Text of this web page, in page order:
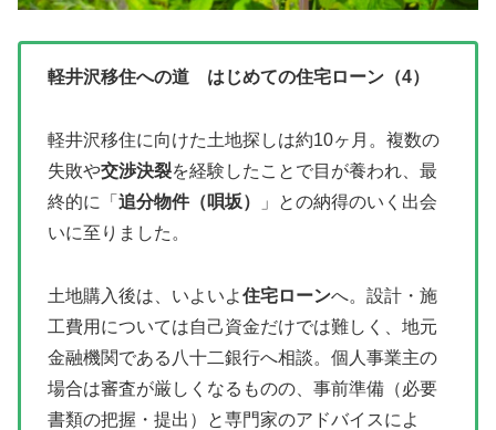
軽井沢移住への道 はじめての住宅ローン（4）
軽井沢移住に向けた土地探しは約10ヶ月。複数の
失敗や交渉決裂を経験したことで目が養われ、最
終的に「 追分物件（唄坂）
」との納得のいく出会
いに至りました。
土地購入後は、いよいよ住宅ローンへ。設計・施
工費用については自己資金だけでは難しく、地元
金融機関である八十二銀行へ相談。個人事業主の
場合は審査が厳しくなるものの、事前準備（必要
書類の把握・提出）と専門家のアドバイスによ